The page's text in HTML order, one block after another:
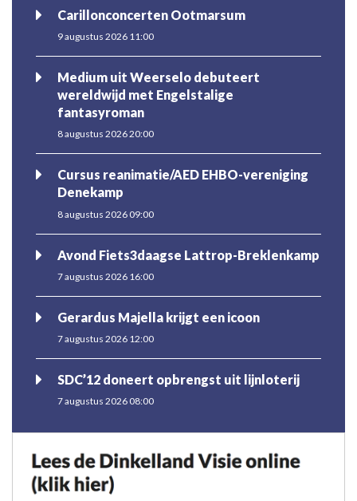
Carillonconcerten Ootmarsum
9 augustus 2026 11:00
Medium uit Weerselo debuteert
wereldwijd met Engelstalige
fantasyroman
8 augustus 2026 20:00
Cursus reanimatie/AED EHBO-vereniging
Denekamp
8 augustus 2026 09:00
Avond Fiets3daagse Lattrop-Breklenkamp
7 augustus 2026 16:00
Gerardus Majella krijgt een icoon
7 augustus 2026 12:00
SDC’12 doneert opbrengst uit lijnloterij
7 augustus 2026 08:00